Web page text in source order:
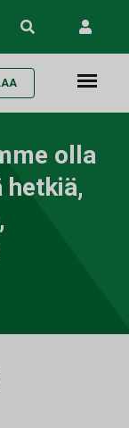
olla
hetkiä,